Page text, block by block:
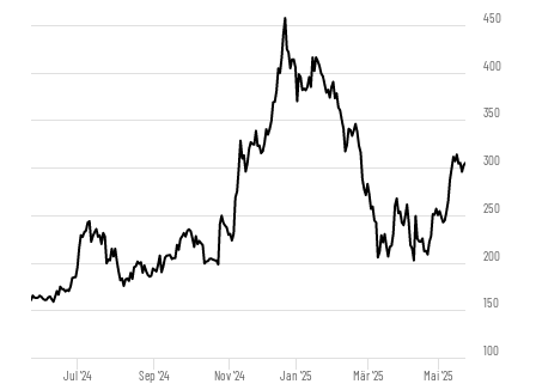
Jul '24 Sep '24 Nov '24 Jan '25 Mär '25 Mai '25
100
150
200
250
300
350
400
450